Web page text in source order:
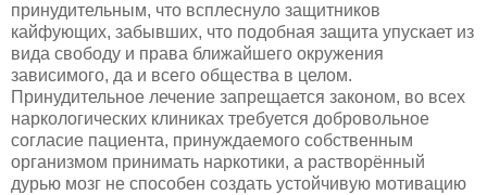
принудительным, что всплеснуло защитников
кайфующих, забывших, что подобная защита упускает из
вида свободу и права ближайшего окружения
зависимого, да и всего общества в целом.
Принудительное лечение запрещается законом, во всех
наркологических клиниках требуется добровольное
согласие пациента, принуждаемого собственным
организмом принимать наркотики, а растворённый
дурью мозг не способен создать устойчивую мотивацию